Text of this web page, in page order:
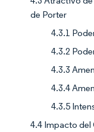
de Porter
4.3.1
4.3.2
4.3.3
4.3.4
4.3.5
4.4 Impacto del